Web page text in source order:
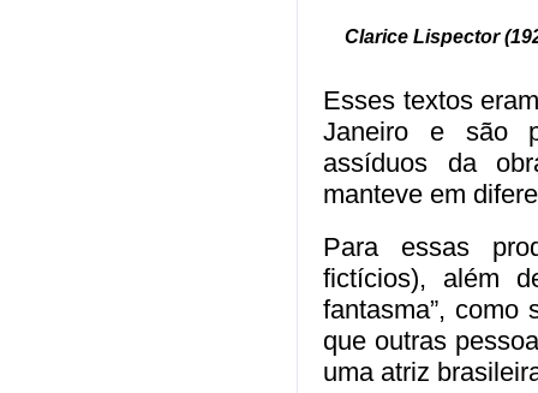
Clarice Lispector
Esses textos
Janeiro e são
assíduos da
manteve em
Para essas
fictícios), além
fantasma”, como
que outras
uma atriz